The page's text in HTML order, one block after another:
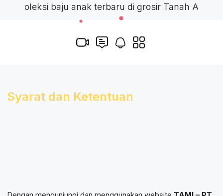
Koleksi baju anak terbaru di grosir Tanah Abang.
Syarat dan Ketentuan